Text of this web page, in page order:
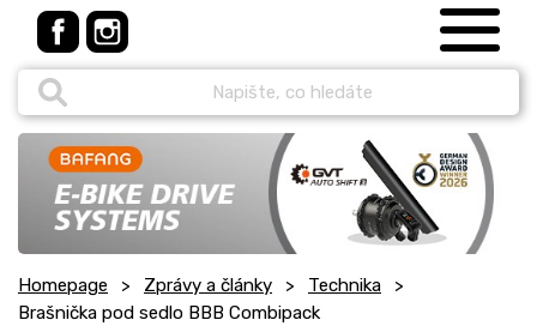
Homepage Zprávy a články
Technika
Brašnička pod sedlo BBB Combipack